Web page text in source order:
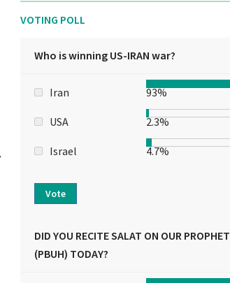
VOTING POLL
Who is winning US-IRAN war?
Iran 93%
USA 2.3%
Israel 4.7%
Vote
DID YOU RECITE SALAT ON OUR PROPHET
(PBUH) TODAY?